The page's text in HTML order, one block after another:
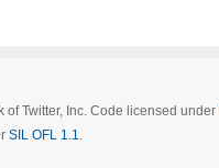
of Twitter, Inc. Code licensed under
SIL OFL 1.1.